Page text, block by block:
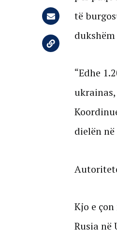
të
“Edhe
dielën
Kjo e
Rusia në